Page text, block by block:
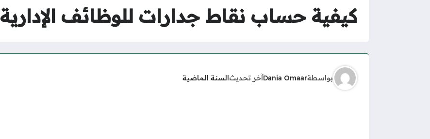
كيفية حساب نقاط جدارات للوظائف الإدارية
بواسطةDania Omaarآخر تحديثالسنة الماضية